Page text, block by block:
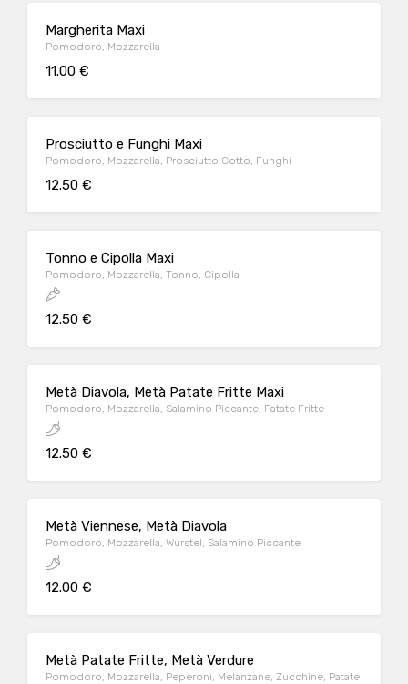
Margherita Maxi
Pomodoro, Mozzarella
11.00 €
Prosciutto e Funghi Maxi
Pomodoro, Mozzarella, Prosciutto Cotto, Funghi
12.50 €
Tonno e Cipolla Maxi
Pomodoro, Mozzarella, Tonno, Cipolla
12.50 €
Metà Diavola, Metà Patate Fritte Maxi
Pomodoro, Mozzarella, Salamino Piccante, Patate Fritte
12.50 €
Metà Viennese, Metà Diavola
Pomodoro, Mozzarella, Wurstel, Salamino Piccante
12.00 €
Metà Patate Fritte, Metà Verdure
Pomodoro, Mozzarella, Peperoni, Melanzane, Zucchine, Patate